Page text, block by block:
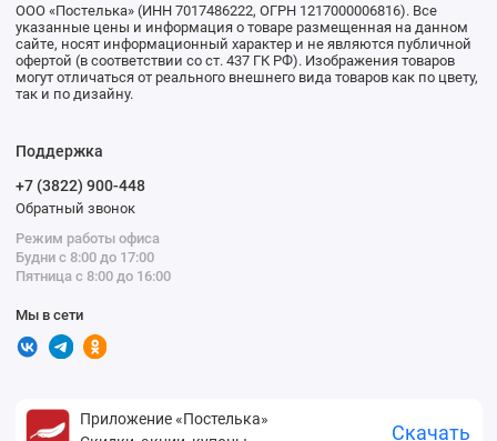
ООО «Постелька» (ИНН 7017486222, ОГРН 1217000006816). Все
указанные цены и информация о товаре размещенная на данном
сайте, носят информационный характер и не являются публичной
офертой (в соответствии со ст. 437 ГК РФ). Изображения товаров
могут отличаться от реального внешнего вида товаров как по цвету,
так и по дизайну.
Поддержка
+7 (3822) 900-448
Обратный звонок
Режим работы офиса
Будни с 8:00 до 17:00
Пятница с 8:00 до 16:00
Мы в сети
Приложение «Постелька»
Скачать